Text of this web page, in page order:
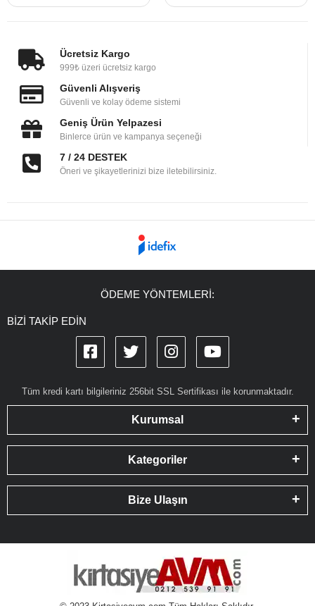
Ücretsiz Kargo
999₺ üzeri ücretsiz kargo
Güvenli Alışveriş
Güvenli ve kolay ödeme sistemi
Geniş Ürün Yelpazesi
Binlerce ürün ve kampanya seçeneği
7 / 24 DESTEK
Öneri ve şikayetlerinizi bize iletebilirsiniz.
ÖDEME YÖNTEMLERİ:
BİZİ TAKİP EDİN
Tüm kredi kartı bilgileriniz 256bit SSL Sertifikası ile korunmaktadır.
Kurumsal
Kategoriler
Bize Ulaşın